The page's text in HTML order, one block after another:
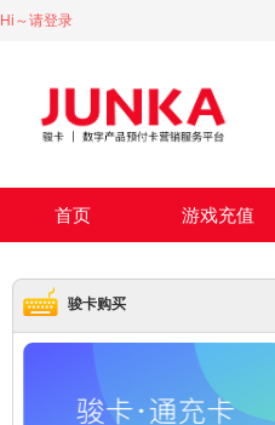
Hi～请登录
首页 游戏充值
骏卡购买